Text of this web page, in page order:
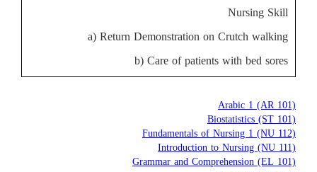
Nursing Skill
a) Return Demonstration on Crutch walking
b) Care of patients with bed sores
Arabic 1 (AR 101)
Biostatistics (ST 101)
Fundamentals of Nursing 1 (NU 112)
Introduction to Nursing (NU 111)
Grammar and Comprehension (EL 101)